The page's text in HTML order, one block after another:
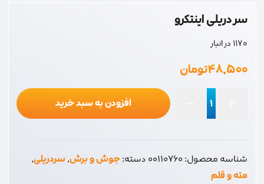
سر دریلی اینتکرو
1170 در انبار
۴۸,۵۰۰تومان
عدد
افزودن به سبد خرید
شناسه محصول:00110760دسته:جوش و برش,سردریلی,
مته و قلم